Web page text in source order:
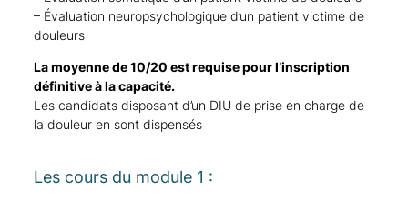
– Évaluation neuropsychologique d’un patient victime de
douleurs
La moyenne de 10/20 est requise pour l’inscription
définitive à la capacité.
Les candidats disposant d’un DIU de prise en charge de
la douleur en sont dispensés
Les cours du module 1 :